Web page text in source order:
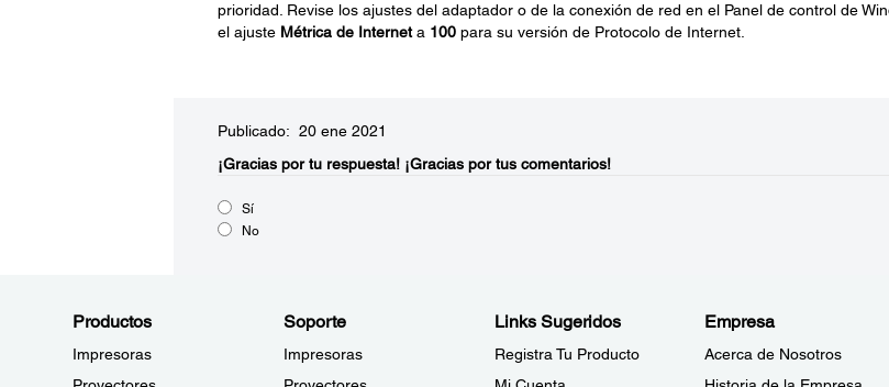
prioridad. Revise los ajustes del adaptador o de la conexión de red en el Panel de control de
el ajuste Métrica de Interneta 100para su versión de Protocolo de Internet.
Publicado: 20 ene 2021
¡Gracias por tu respuesta! ¡Gracias por tus comentarios!
Sí
No
Productos
Impresoras
Soporte
Impresoras
Links Sugeridos
Registra Tu Producto
Empresa
Acerca de Nosotros